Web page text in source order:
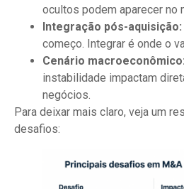
ocultos podem aparecer no
Integração pós-aquisição:
começo. Integrar é onde o
Cenário macroeconômico:
instabilidade impactam
negócios.
Para deixar mais claro, veja um
desafios: